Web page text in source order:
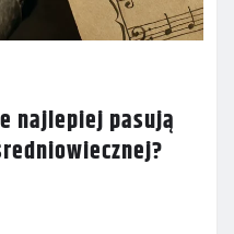
najlepiej pasują